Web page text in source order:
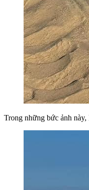
Trong những bức ảnh